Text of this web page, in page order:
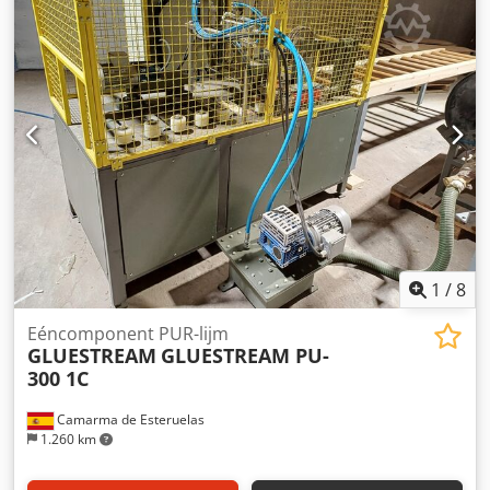
vermogen verwarmingspatroon: 2x9,6kW, max.
Walstemperatuur: 165°C, werkstukdiktebereik: 6mm-
80mm, inclusief een trommelsmeltsysteem SM-
Klebetechnik GX75. Documentatie beschikbaar. Een
inspectie ter plaatse is mogelijk. Credpfx Aowg Ez Tep Iof
1 /8
Camarma de Esteruelas
1.260 km
Eéncomponent PUR-lijm
GLUESTREAM GLUESTREAM PU-
300 1C